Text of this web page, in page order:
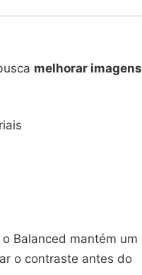
melhorar imagens
Balanced mantém um
o contraste antes do